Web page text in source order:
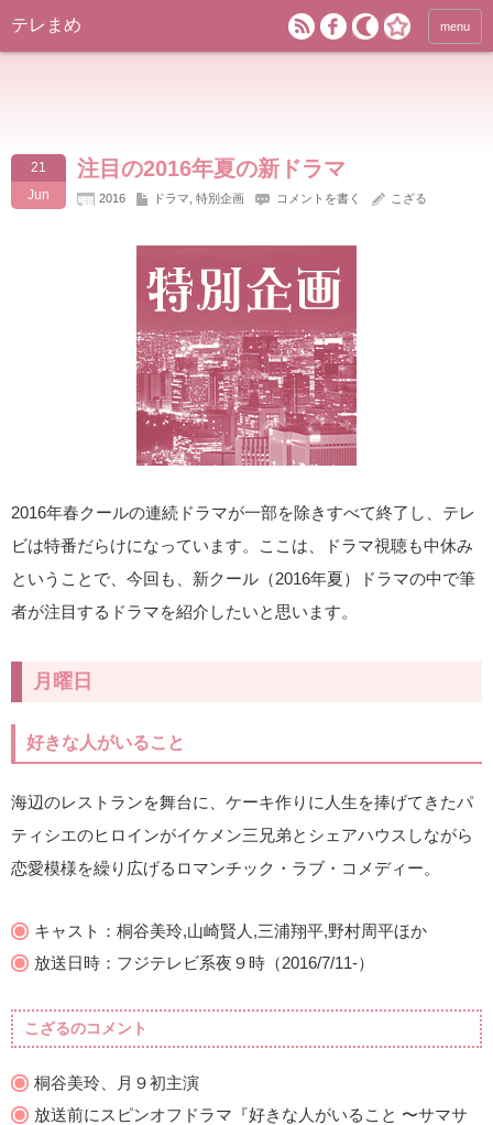
テレまめ menu
21
Jun
注目の2016年夏の新ドラマ
2016 ドラマ 特別企画 コメントを書く こざる
2016年春クールの連続ドラマが一部を除きすべて終了し、テレ
ビは特番だらけになっています。ここは、ドラマ視聴も中休み
ということで、今回も、新クール（2016年夏）ドラマの中で筆
者が注目するドラマを紹介したいと思います。
月曜日
好きな人がいること
海辺のレストランを舞台に、ケーキ作りに人生を捧げてきたパ
ティシエのヒロインがイケメン三兄弟とシェアハウスしながら
恋愛模様を繰り広げるロマンチック・ラブ・コメディー。
キャスト：桐谷美玲,山崎賢人,三浦翔平,野村周平ほか
放送日時：フジテレビ系夜９時（2016/7/11-）
こざるのコメント
桐谷美玲、月９初主演
放送前にスピンオフドラマ『好きな人がいること 〜サマサ